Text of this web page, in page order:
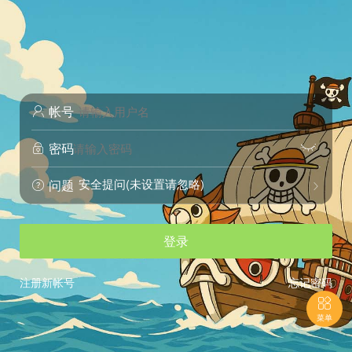
 帐号
 密码 
 问题 
安全提问(未设置请忽略)
登录
忘记密码
注册新帐号

菜单